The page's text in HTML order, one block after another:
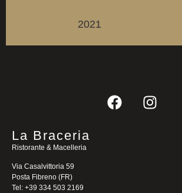
2021
La Braceria
Ristorante & Macelleria
Via Casalvittoria 59
Posta Fibreno (FR)
Tel: +39 334 503 2169